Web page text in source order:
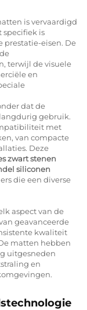
is vervaardigd
specifiek is
prestatie-eisen. De
terwijl de visuele
en
dat de
gebruik.
met
van compacte
Deze
zwart stenen
siliconen
die een diverse
aspect van de
geavanceerde
kwaliteit
matten hebben
uitgesneden
en